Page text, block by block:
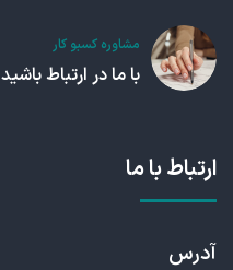
مشاوره کسبو کار
با ما در ارتباط باشید
ارتباط با ما
آدرس